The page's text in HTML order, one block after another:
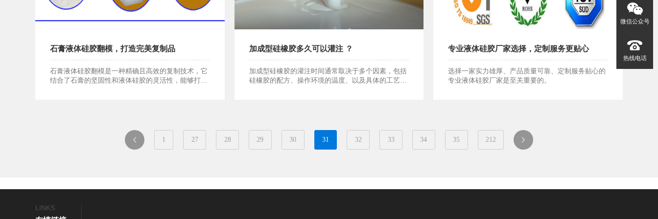
石膏液体硅胶翻模，打造完美复制品
石膏液体硅胶翻模是一种精确且高效的复制技术，它
结合了石膏的坚固性和液体硅胶的灵活性，能够打造
加成型硅橡胶多久可以灌注 ？
加成型硅橡胶的灌注时间通常取决于多个因素，包括
硅橡胶的配方、操作环境的温度、以及具体的工艺要
专业液体硅胶厂家选择，定制服务更贴心
选择一家实力雄厚、产品质量可靠、定制服务贴心的
专业液体硅胶厂家是至关重要的。
1 27 28 29 30 31 32 33 34 35 212
LINKS
微信公众号
热线电话